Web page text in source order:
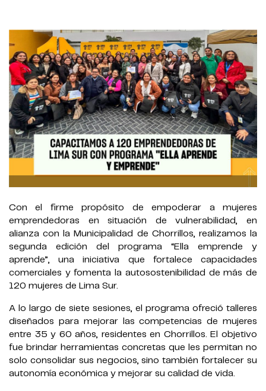
Con el firme propósito de empoderar a mujeres
emprendedoras en situación de vulnerabilidad, en
alianza con la Municipalidad de Chorrillos, realizamos la
segunda edición del programa “Ella emprende y
aprende”, una iniciativa que fortalece capacidades
comerciales y fomenta la autosostenibilidad de más de
120 mujeres de Lima Sur.
A lo largo de siete sesiones, el programa ofreció talleres
diseñados para mejorar las competencias de mujeres
entre 35 y 60 años, residentes en Chorrillos. El objetivo
fue brindar herramientas concretas que les permitan no
solo consolidar sus negocios, sino también fortalecer su
autonomía económica y mejorar su calidad de vida.